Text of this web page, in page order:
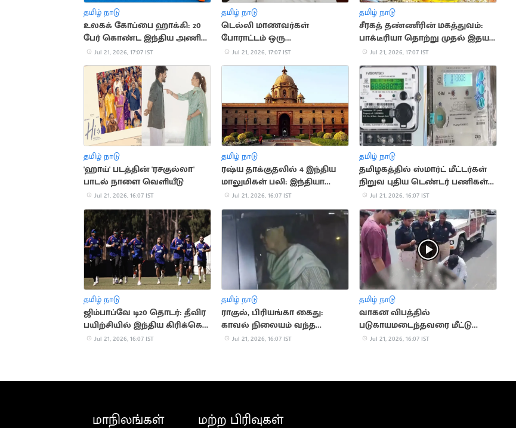
தமிழ் நாடு
உலகக் கோப்பை ஹாக்கி: 20
பேர் கொண்ட இந்திய அணி
அறிவிப்பு
Jul 21, 2026, 17:07 IST
தமிழ் நாடு
டெல்லி மாணவர்கள்
போராட்டம் ஒரு
தலைமுறையின் ஒட்டுமொத்த
கோபம்: பா.ரஞ்சித்
Jul 21, 2026, 17:07 IST
தமிழ் நாடு
சீரகத் தண்ணீரின் மகத்துவம்:
பாக்டீரியா தொற்று முதல் இதய
பாதுகாப்பு வரை
Jul 21, 2026, 17:07 IST
தமிழ் நாடு
'ஹாய்' படத்தின் 'ரசகுல்லா'
பாடல் நாளை வெளியீடு
Jul 21, 2026, 16:07 IST
தமிழ் நாடு
ரஷ்ய தாக்குதலில் 4 இந்திய
மாலுமிகள் பலி: இந்தியா
கண்டனம்
Jul 21, 2026, 16:07 IST
தமிழ் நாடு
தமிழகத்தில் ஸ்மார்ட் மீட்டர்கள்
நிறுவ புதிய டெண்டர் பணிகள்
தொடக்கம்
Jul 21, 2026, 16:07 IST
தமிழ் நாடு
ஜிம்பாப்வே டி20 தொடர்: தீவிர
பயிற்சியில் இந்திய கிரிக்கெட்
அணி
Jul 21, 2026, 16:07 IST
தமிழ் நாடு
ராகுல், பிரியங்கா கைது:
காவல் நிலையம் வந்த
சோனியா காந்தி
Jul 21, 2026, 16:07 IST
தமிழ் நாடு
வாகன விபத்தில்
படுகாயமடைந்தவரை மீட்டு
மருத்துவமனையில் சேர்த்த
Jul 21, 2026, 16:07 IST
மாநிலங்கள் மற்ற பிரிவுகள்